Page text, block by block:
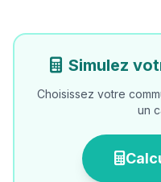
Simulez
Choisissez votre
un